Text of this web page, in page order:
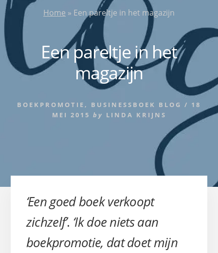
Home » Een pareltje in het magazijn
Een pareltje in het
magazijn
BOEKPROMOTIE , BUSINESSBOEK BLOG / 18
MEI 2015 by LINDA KRIJNS
‘Een goed boek verkoopt
zichzelf’. ‘Ik doe niets aan
boekpromotie, dat doet mijn